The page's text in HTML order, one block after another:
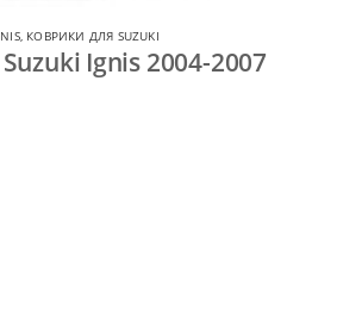
, КОВРИКИ ДЛЯ SUZUKI
Ignis 2004-2007